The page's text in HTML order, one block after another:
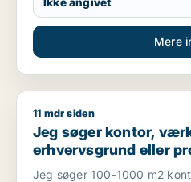
Mere
Jeg søger kontor, værksted,
11 mdr siden
Jeg søger kontor,
erhvervsgrund eller
salg i Storkøbenhavn
Jeg søger 100-1000 m2